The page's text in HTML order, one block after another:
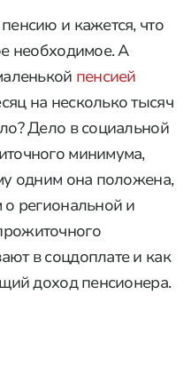
и кажется, что
необходимое. А
пенсией
на несколько тысяч
Дело в социальной
минимума,
одним она положена,
региональной и
в соцдоплате и как
доход пенсионера.